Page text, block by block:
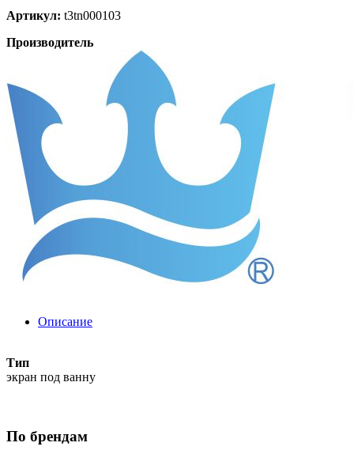
Артикул: t3tn000103
Производитель
Описание
Тип
экран под ванну
По брендам